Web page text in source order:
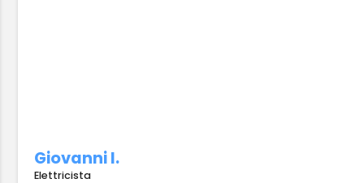
Giovanni I.
Elettricista